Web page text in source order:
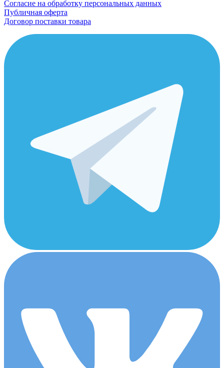
Согласие на обработку персональных данных
Публичная оферта
Договор поставки товара